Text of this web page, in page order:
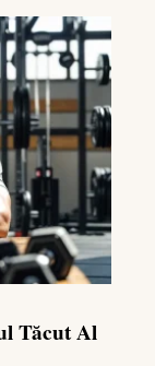
Tăcut Al